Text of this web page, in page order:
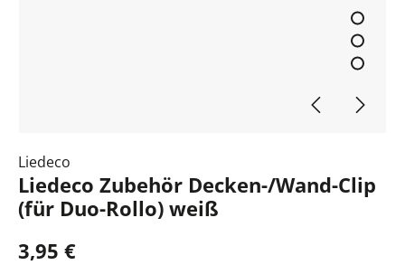
Liedeco
Liedeco Zubehör Decken-/Wand-Clip
(für Duo-Rollo) weiß
3,95 €